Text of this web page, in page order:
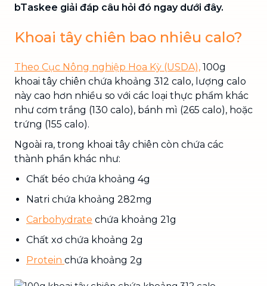
bTaskee giải đáp câu hỏi đó ngay dưới đây.
Khoai tây chiên bao nhiêu calo?
Theo Cục Nông nghiệp Hoa Kỳ (USDA), 100g
khoai tây chiên chứa khoảng 312 calo, lượng calo
này cao hơn nhiều so với các loại thực phẩm khác
như cơm trắng (130 calo), bánh mì (265 calo), hoặc
trứng (155 calo).
Ngoài ra, trong khoai tây chiên còn chứa các
thành phần khác như:
Chất béo chứa khoảng 4g
Natri chứa khoảng 282mg
Carbohydrate chứa khoảng 21g
Chất xơ chứa khoảng 2g
Protein chứa khoảng 2g